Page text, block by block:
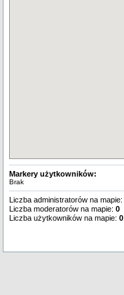
Markery użytkowników:
Brak
Liczba administratorów na mapie:
Liczba moderatorów na mapie: 0
Liczba użytkowników na mapie: 0